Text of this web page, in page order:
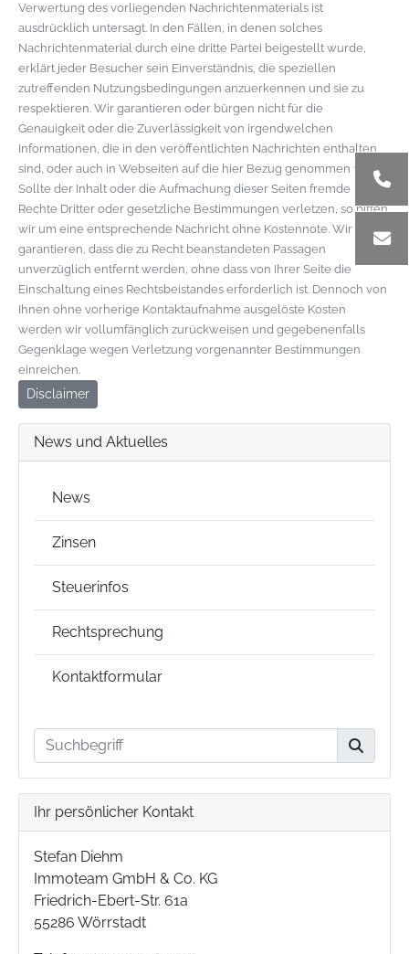
Verwertung des vorliegenden Nachrichtenmaterials ist
ausdrücklich untersagt. In den Fällen, in denen solches
Nachrichtenmaterial durch eine dritte Partei beigestellt wurde,
erklärt jeder Besucher sein Einverständnis, die speziellen
zutreffenden Nutzungsbedingungen anzuerkennen und sie zu
respektieren. Wir garantieren oder bürgen nicht für die
Genauigkeit oder die Zuverlässigkeit von irgendwelchen
Informationen, die in den veröffentlichten Nachrichten enthalten
sind, oder auch in Webseiten auf die hier Bezug genommen wird.
Sollte der Inhalt oder die Aufmachung dieser Seiten fremde
Rechte Dritter oder gesetzliche Bestimmungen verletzen, so bitten
wir um eine entsprechende Nachricht ohne Kostennote. Wir
garantieren, dass die zu Recht beanstandeten Passagen
unverzüglich entfernt werden, ohne dass von Ihrer Seite die
Einschaltung eines Rechtsbeistandes erforderlich ist. Dennoch von
Ihnen ohne vorherige Kontaktaufnahme ausgelöste Kosten
werden wir vollumfänglich zurückweisen und gegebenenfalls
Gegenklage wegen Verletzung vorgenannter Bestimmungen
einreichen.
Disclaimer
News und Aktuelles
News
Zinsen
Steuerinfos
Rechtsprechung
Kontaktformular
Ihr persönlicher Kontakt
Stefan Diehm
Immoteam GmbH & Co. KG
Friedrich-Ebert-Str. 61a
55286 Wörrstadt